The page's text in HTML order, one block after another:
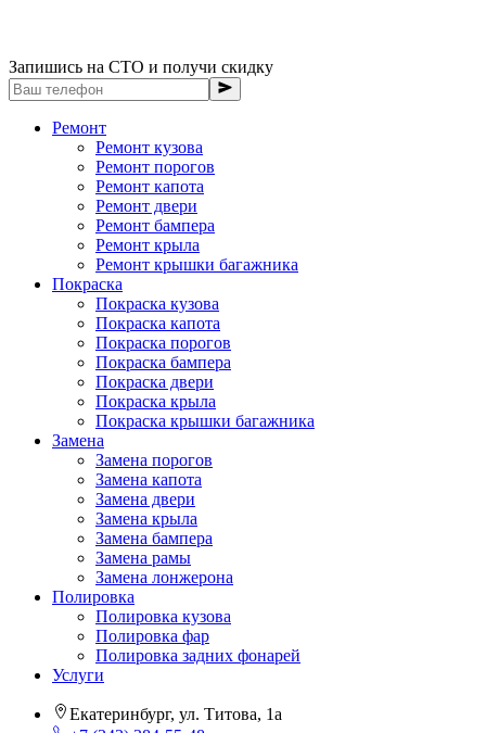
Запишись на СТО и получи скидку
Ремонт
Ремонт кузова
Ремонт порогов
Ремонт капота
Ремонт двери
Ремонт бампера
Ремонт крыла
Ремонт крышки багажника
Покраска
Покраска кузова
Покраска капота
Покраска порогов
Покраска бампера
Покраска двери
Покраска крыла
Покраска крышки багажника
Замена
Замена порогов
Замена капота
Замена двери
Замена крыла
Замена бампера
Замена рамы
Замена лонжерона
Полировка
Полировка кузова
Полировка фар
Полировка задних фонарей
Услуги
Екатеринбург, ул. Титова, 1а